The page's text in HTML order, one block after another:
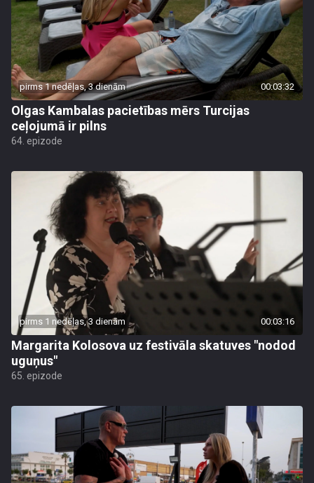
pirms 1 nedēļas, 3 dienām 00:03:32
Olgas Kambalas pacietības mērs Turcijas
ceļojumā ir pilns
64. epizode
pirms 1 nedēļas, 3 dienām 00:03:16
Margarita Kolosova uz festivāla skatuves "nodod
uguņus"
65. epizode